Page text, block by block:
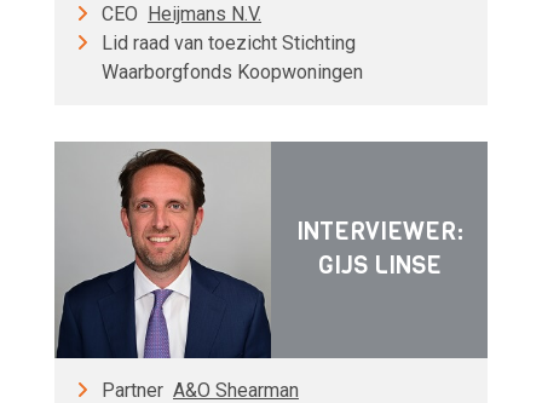
CEO Heijmans N.V.
Lid raad van toezicht Stichting
Waarborgfonds Koopwoningen
INTERVIEWER:
GIJS LINSE
Partner A&O Shearman